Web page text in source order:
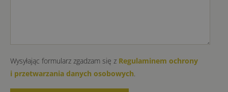
Wysyłając formularz zgadzam się z Regulaminem ochrony
i przetwarzania danych osobowych.